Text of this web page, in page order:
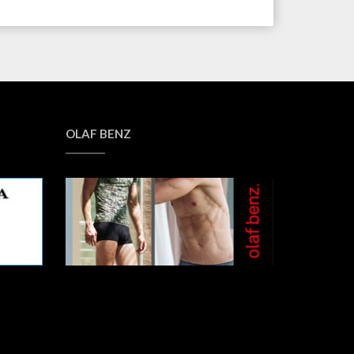
OLAF BENZ